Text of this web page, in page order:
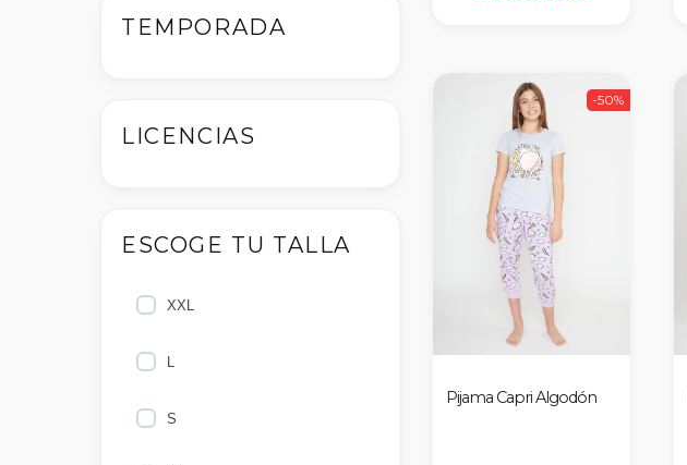
TEMPORADA
LICENCIAS
ESCOGE TU TALLA
XXL
L
S
-50%
Pijama Capri Algodón